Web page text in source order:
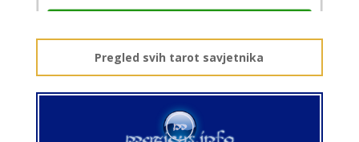
Broj tel: 064/600-600
Pregled svih tarot savjetnika